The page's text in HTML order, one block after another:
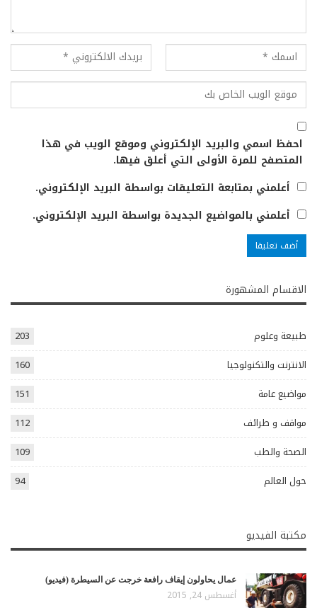
احفظ اسمي والبريد الإلكتروني وموقع الويب في هذا
المتصفح للمرة الأولى التي أعلق فيها.
أعلمني بمتابعة التعليقات بواسطة البريد الإلكتروني.
أعلمني بالمواضيع الجديدة بواسطة البريد الإلكتروني.
الاقسام المشهورة
طبيعة وعلوم
203
الانترنت والتكنولوجيا
160
مواضيع عامة
151
مواقف و طرائف
112
الصحة والطب
109
حول العالم
94
مكتبة الفيديو
عمال يحاولون إيقاف رافعة خرجت عن السيطرة (فيديو)
أغسطس 24, 2015